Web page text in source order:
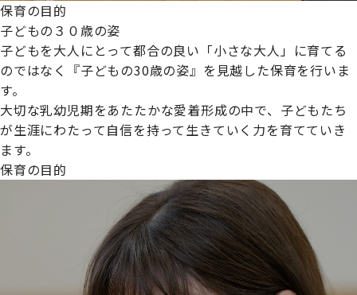
プライムスターほいくえんグループは女性が安心して働き
続けられる環境づくりに取り組んでおり、厚生労働省の
【えるぼし認定(☆☆)】
保育の目的
子どもの３０歳の姿
子どもを大人にとって都合の良い「小さな大人」に育てる
のではなく『子どもの30歳の姿』を見越した保育を行いま
す。
大切な乳幼児期をあたたかな愛着形成の中で、子どもたち
が生涯にわたって自信を持って生きていく力を育てていき
ます。
保育の目的